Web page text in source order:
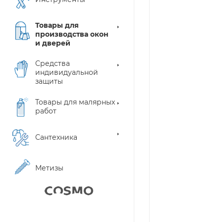
Товары для
производства окон
и дверей
Средства
индивидуальной
защиты
Товары для малярных
работ
Сантехника
Метизы